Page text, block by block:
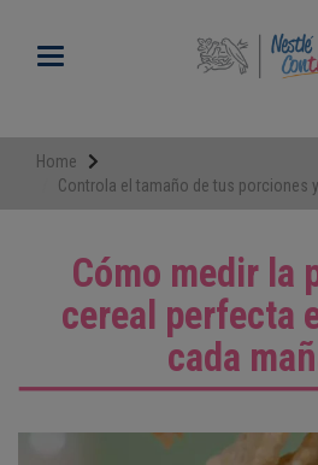
contenidoToggle navigation
Home
Controla el tamaño de tus porciones
Cómo medir la
cereal perfecta
cada